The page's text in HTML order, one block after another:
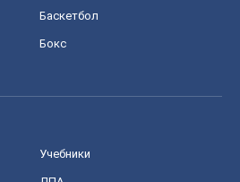
Баскетбол
Бокс
Учебники